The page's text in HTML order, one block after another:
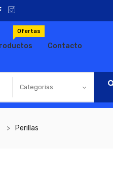
Ofertas
Contacto
Categorías
Perillas